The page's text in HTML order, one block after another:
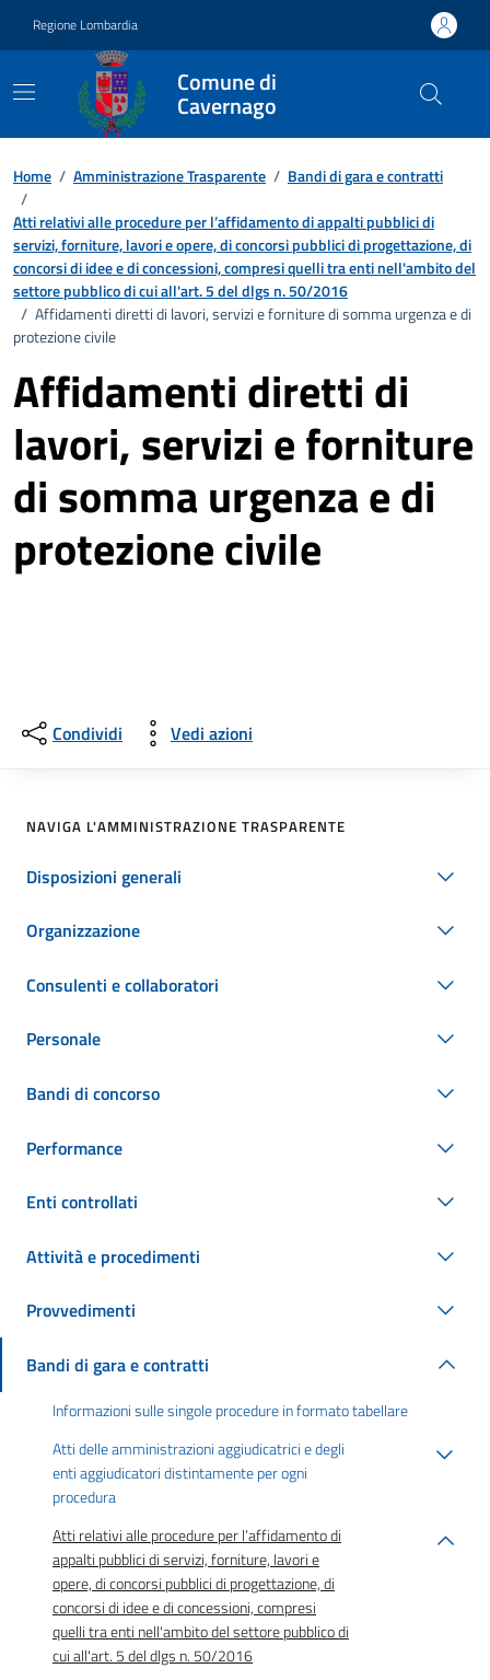
Regione Lombardia
Comune di
Cavernago
Home / Amministrazione Trasparente / Bandi di gara e contratti
/
Atti relativi alle procedure per l’affidamento di appalti pubblici di
servizi, forniture, lavori e opere, di concorsi pubblici di progettazione, di
concorsi di idee e di concessioni, compresi quelli tra enti nell'ambito del
settore pubblico di cui all'art. 5 del dlgs n. 50/2016
/ Affidamenti diretti di lavori, servizi e forniture di somma urgenza e di
protezione civile
Affidamenti diretti di
lavori, servizi e forniture
di somma urgenza e di
protezione civile
Condividi Vedi azioni
NAVIGA L'AMMINISTRAZIONE TRASPARENTE
Disposizioni generali
Organizzazione
Consulenti e collaboratori
Personale
Bandi di concorso
Performance
Enti controllati
Attività e procedimenti
Provvedimenti
Bandi di gara e contratti
Informazioni sulle singole procedure in formato tabellare
Atti delle amministrazioni aggiudicatrici e degli
enti aggiudicatori distintamente per ogni
procedura
Atti relativi alle procedure per l’affidamento di
appalti pubblici di servizi, forniture, lavori e
opere, di concorsi pubblici di progettazione, di
concorsi di idee e di concessioni, compresi
quelli tra enti nell'ambito del settore pubblico di
cui all'art. 5 del dlgs n. 50/2016